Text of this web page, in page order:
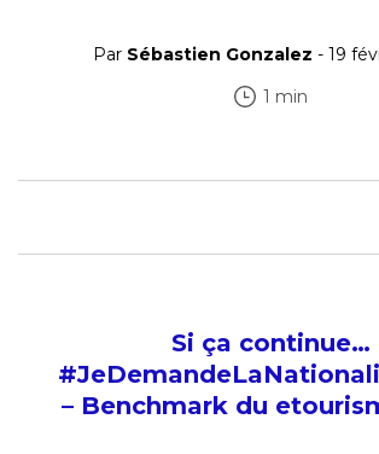
Par Sébastien Gonzalez - 19
1 min
Si ça continue…
– Benchmark du